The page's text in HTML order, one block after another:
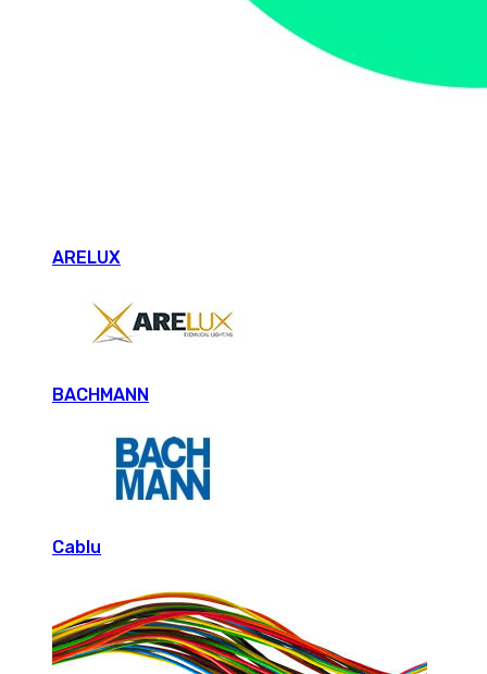
ARELUX
BACHMANN
Cablu